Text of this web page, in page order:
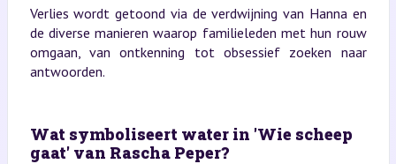
Verlies wordt getoond via de verdwijning van Hanna en
de diverse manieren waarop familieleden met hun rouw
omgaan, van ontkenning tot obsessief zoeken naar
antwoorden.
Wat symboliseert water in 'Wie scheep
gaat' van Rascha Peper?